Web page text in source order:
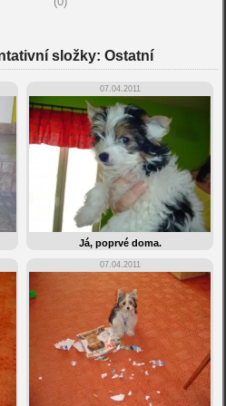
složky: Ostatní
07.04.2011
Já, poprvé doma.
07.04.2011